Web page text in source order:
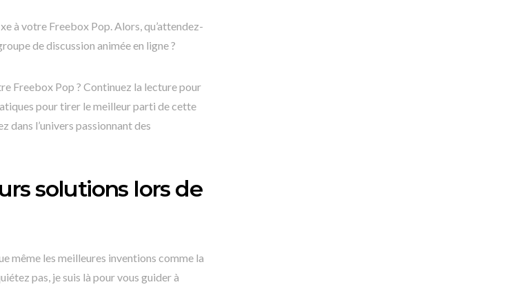
à votre Freebox Pop. Alors, qu’attendez-
de discussion animée en ligne ?
Freebox Pop ? Continuez la lecture pour
pour tirer le meilleur parti de cette
l’univers passionnant des
solutions lors de
même les meilleures inventions comme la
pas, je suis là pour vous guider à